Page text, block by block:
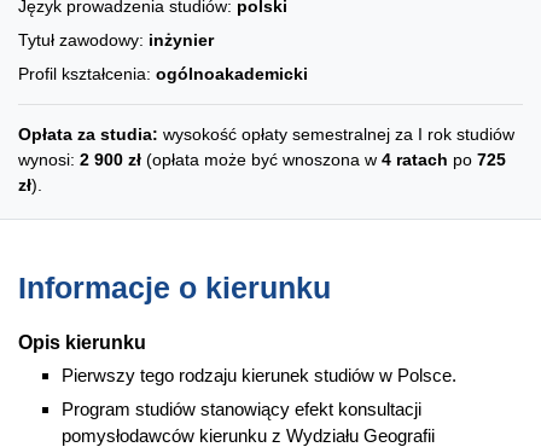
Język prowadzenia studiów: polski
Tytuł zawodowy: inżynier
Profil kształcenia: ogólnoakademicki
Opłata za studia: wysokość opłaty semestralnej za I rok studiów
wynosi: 2 900 zł (opłata może być wnoszona w 4 ratach po 725
zł).
Informacje o kierunku
Opis kierunku
Pierwszy tego rodzaju kierunek studiów w Polsce.
Program studiów stanowiący efekt konsultacji
pomysłodawców kierunku z Wydziału Geografii